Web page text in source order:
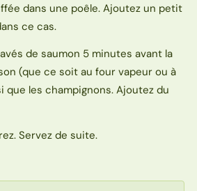
dans une poêle. Ajoutez un petit
ce cas.
de saumon 5 minutes avant la
(que ce soit au four vapeur ou à
que les champignons. Ajoutez du
Servez de suite.